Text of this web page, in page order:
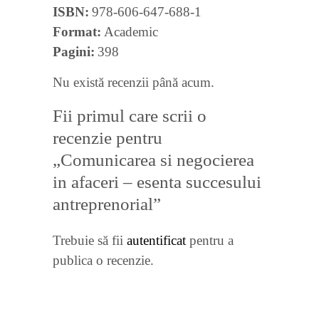
ISBN 978-606-647-688-1
Format Academic
Pagini 398
Nu există recenzii până acum.
Fii primul care scrii o
recenzie pentru
„Comunicarea si negocierea
in afaceri – esenta succesului
antreprenorial”
Trebuie să fii autentificat pentru a
publica o recenzie.